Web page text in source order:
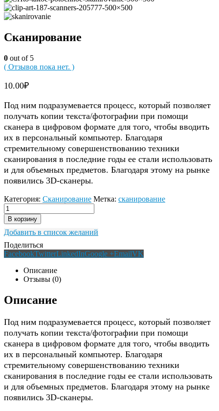
Сканирование
0 out of 5
( Отзывов пока нет. )
10.00₽
Под ним подразумевается процесс, который позволяет
получать копии текста/фотографии при помощи
сканера в цифровом формате для того, чтобы вводить
их в персональный компьютер. Благодаря
стремительному совершенствованию техники
сканирования в последние годы ее стали использовать
и для объемных предметов. Благодаря этому на рынке
появились 3D-сканеры.
Категория: Сканирование Метка: сканирование
В корзину
Добавить в список желаний
Поделиться
FacebookTwitterLinkedInGoogle +EmailVK
Описание
Отзывы (0)
Описание
Под ним подразумевается процесс, который позволяет
получать копии текста/фотографии при помощи
сканера в цифровом формате для того, чтобы вводить
их в персональный компьютер. Благодаря
стремительному совершенствованию техники
сканирования в последние годы ее стали использовать
и для объемных предметов. Благодаря этому на рынке
появились 3D-сканеры.